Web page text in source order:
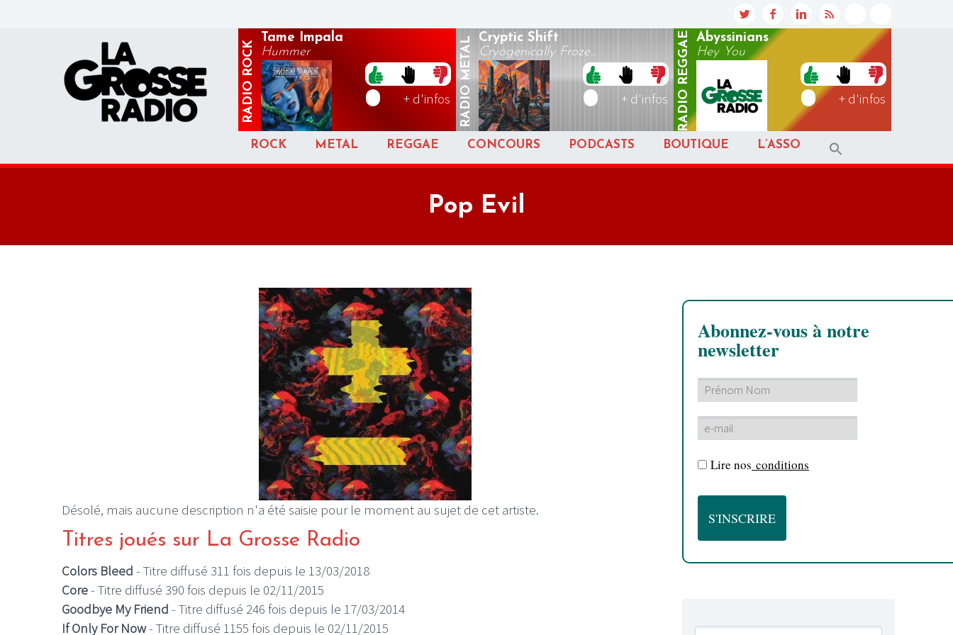
RADIO
ROCK
Tame Impala
Hummer
+ d'infos RADIO
METAL Cryptic Shift
Cryogenically Froze...
+ d'infos RADIO
REGGAE
Abyssinians
Hey You
+ d'infos
ROCK METAL REGGAE CONCOURS PODCASTS BOUTIQUE L’ASSO
Pop Evil
Désolé, mais aucune description n'a été saisie pour le moment au sujet de cet artiste.
Titres joués sur La Grosse Radio
Colors Bleed - Titre diffusé 311 fois depuis le 13/03/2018
Core- Titre diffusé 390 fois depuis le 02/11/2015
Goodbye My Friend - Titre diffusé 246 fois depuis le 17/03/2014
If Only For Now- Titre diffusé 1155 fois depuis le 02/11/2015
Abonnez-vous à notre
newsletter
Lire nos conditions